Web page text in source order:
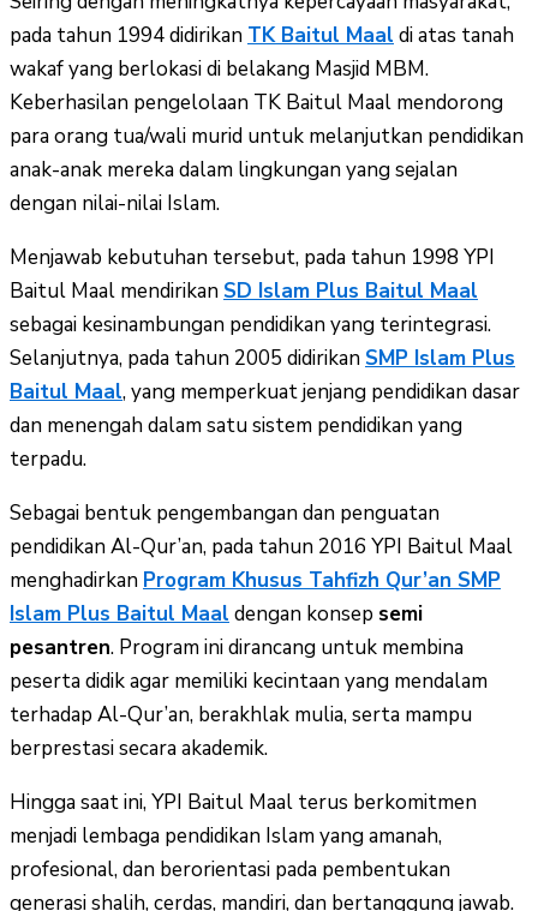
pada tahun 1994 didirikan TK Baitul Maal di atas tanah
wakaf yang berlokasi di belakang Masjid MBM.
Keberhasilan pengelolaan TK Baitul Maal mendorong
para orang tua/wali murid untuk melanjutkan pendidikan
anak-anak mereka dalam lingkungan yang sejalan
dengan nilai-nilai Islam.
Menjawab kebutuhan tersebut, pada tahun 1998 YPI
Baitul Maal mendirikan SD Islam Plus Baitul Maal
sebagai kesinambungan pendidikan yang terintegrasi.
Selanjutnya, pada tahun 2005 didirikan SMP Islam Plus
Baitul Maal, yang memperkuat jenjang pendidikan dasar
dan menengah dalam satu sistem pendidikan yang
terpadu.
Sebagai bentuk pengembangan dan penguatan
pendidikan Al-Qur’an, pada tahun 2016 YPI Baitul Maal
menghadirkan Program Khusus Tahfizh Qur’an SMP
Islam Plus Baitul Maal dengan konsep semi
pesantren. Program ini dirancang untuk membina
peserta didik agar memiliki kecintaan yang mendalam
terhadap Al-Qur’an, berakhlak mulia, serta mampu
berprestasi secara akademik.
Hingga saat ini, YPI Baitul Maal terus berkomitmen
menjadi lembaga pendidikan Islam yang amanah,
profesional, dan berorientasi pada pembentukan
generasi shalih, cerdas, mandiri, dan bertanggung jawab.